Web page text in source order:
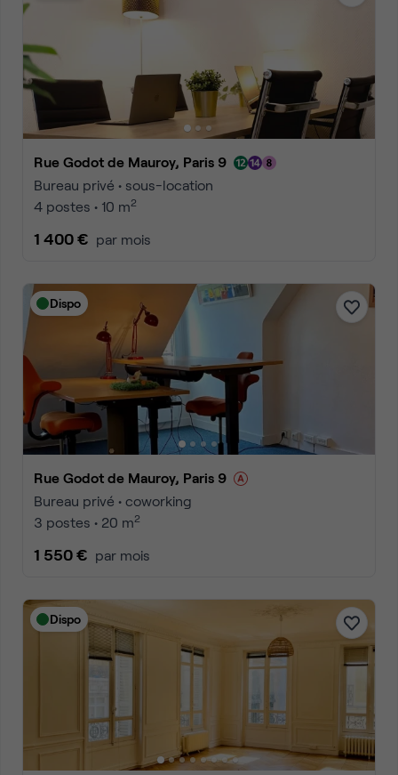
Rue Godot de Mauroy, Paris 9
Bureau privé • sous-location
4 postes • 10 m2
1 400 € par mois
Dispo
Rue Godot de Mauroy, Paris 9
Bureau privé • coworking
3 postes • 20 m2
1 550 € par mois
Dispo